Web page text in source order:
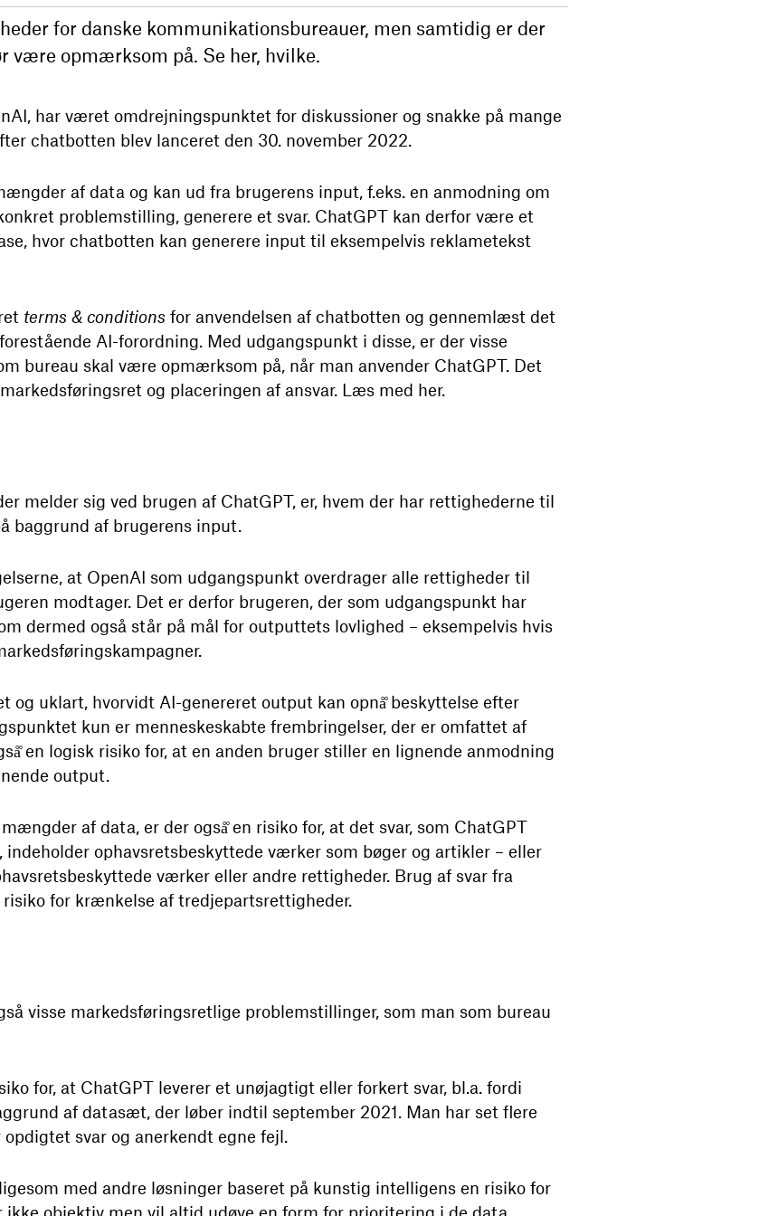
for danske kommunikationsbureauer, men samtidig er der
være opmærksom på. Se her, hvilke.
har været omdrejningspunktet for diskussioner og snakke på mange
chatbotten blev lanceret den 30. november 2022.
af data og kan ud fra brugerens input, f.eks. en anmodning om
problemstilling, generere et svar. ChatGPT kan derfor være et
hvor chatbotten kan generere input til eksempelvis reklametekst
terms & conditions for anvendelsen af chatbotten og gennemlæst det
AI-forordning. Med udgangspunkt i disse, er der visse
bureau skal være opmærksom på, når man anvender ChatGPT. Det
og placeringen af ansvar. Læs med her.
melder sig ved brugen af ChatGPT, er, hvem der har rettighederne til
baggrund af brugerens input.
at OpenAI som udgangspunkt overdrager alle rettigheder til
modtager. Det er derfor brugeren, der som udgangspunkt har
dermed også står på mål for outputtets lovlighed – eksempelvis hvis
og uklart, hvorvidt AI-genereret output kan opnå̊ beskyttelse efter
kun er menneskeskabte frembringelser, der er omfattet af
en logisk risiko for, at en anden bruger stiller en lignende anmodning
output.
af data, er der også̊ en risiko for, at det svar, som ChatGPT
indeholder ophavsretsbeskyttede værker som bøger og artikler – eller
værker eller andre rettigheder. Brug af svar fra
for krænkelse af tredjepartsrettigheder.
visse markedsføringsretlige problemstillinger, som man som bureau
for, at ChatGPT leverer et unøjagtigt eller forkert svar, bl.a. fordi
af datasæt, der løber indtil september 2021. Man har set flere
svar og anerkendt egne fejl.
med andre løsninger baseret på kunstig intelligens en risiko for